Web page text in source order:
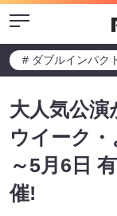
Menu
# ダブルインパク
大人気公
ウイーク
～5月6日
催!